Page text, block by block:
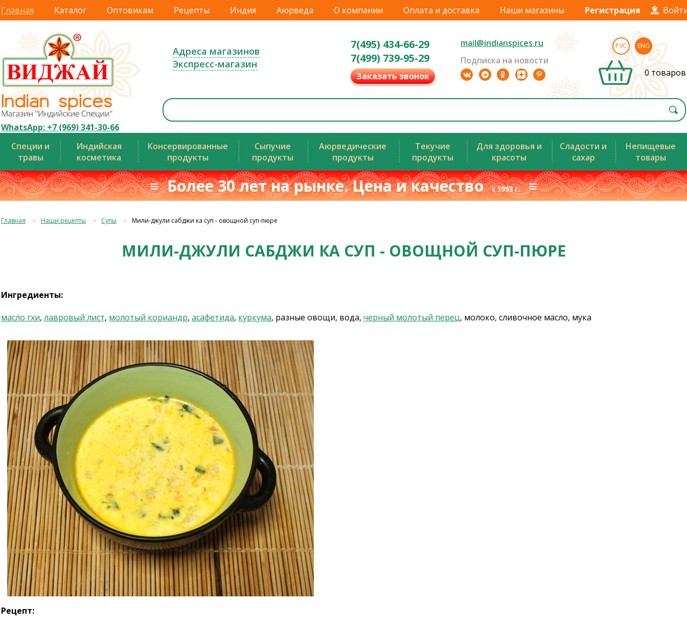
Главная Каталог Оптовикам Рецепты Индия Аюрведа О компании Оплата и доставка Наши магазины Регистрация
WhatsApp: +7 (969) 341-30-66
Адреса магазинов
Экспресс-магазин
7(495) 434-66-29
7(499) 739-95-29
Заказать звонок
mail@indianspices.ru
Подписка на новости
РУС ENG
0 товаров
Специи и
травы
Индийская
косметика
Консервированные
продукты
Сыпучие
продукты
Аюрведические
продукты
Текучие
продукты
Для здоровья и
красоты
Сладости и
сахар
Непищевые
товары
≡ Более 30 лет на рынке. Цена и качествос 1993 г.≡
Главная Наши рецепты Супы Мили-джули сабджи ка суп - овощной суп-пюре
МИЛИ-ДЖУЛИ САБДЖИ КА СУП - ОВОЩНОЙ СУП-ПЮРЕ
Ингредиенты:
масло гхи, лавровый лист, молотый кориандр, асафетида, куркума, разные овощи, вода, черный молотый перец, молоко, сливочное масло, мука
Рецепт: